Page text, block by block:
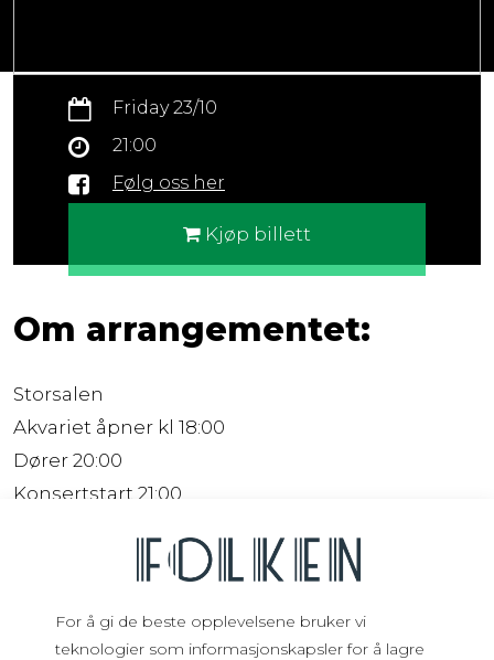
For å gi de beste opplevelsene bruker vi
teknologier som informasjonskapsler for å lagre
Friday 23/10
21:00
Følg oss her
Kjøp billett
Om arrangementet:
Storsalen
Akvariet åpner kl 18:00
Dører 20:00
Konsertstart 21:00
Fra vanvittige 1,5 milliarder visninger på
YouTube til å spille utsolgte turneer i Europa -
i tillegg til de største metalfestivalene!